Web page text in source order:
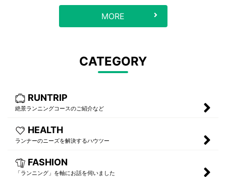
MORE
CATEGORY
RUNTRIP
絶景ランニングコースのご紹介など
HEALTH
ランナーのニーズを解決するハウツー
FASHION
「ランニング」を軸にお話を伺いました